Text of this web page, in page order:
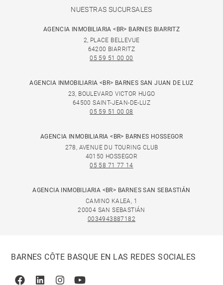
NUESTRAS SUCURSALES
AGENCIA INMOBILIARIA <BR> BARNES BIARRITZ
2, PLACE BELLEVUE
64200 BIARRITZ
05 59 51 00 00
AGENCIA INMOBILIARIA <BR> BARNES SAN JUAN DE LUZ
23, BOULEVARD VICTOR HUGO
64500 SAINT-JEAN-DE-LUZ
05 59 51 00 08
AGENCIA INMOBILIARIA <BR> BARNES HOSSEGOR
278, AVENUE DU TOURING CLUB
40150 HOSSEGOR
05 58 71 77 14
AGENCIA INMOBILIARIA <BR> BARNES SAN SEBASTIÁN
CAMINO KALEA, 1
20004 SAN SEBASTIÁN
0034943887182
BARNES CÔTE BASQUE EN LAS REDES SOCIALES